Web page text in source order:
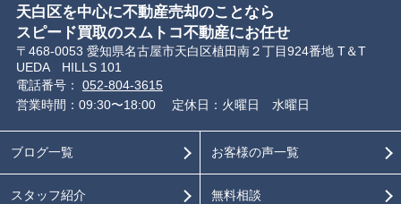
天白区を中心に不動産売却のことなら
スピード買取のスムトコ不動産にお任せ
〒468-0053 愛知県名古屋市天白区植田南２丁目924番地 T＆T
UEDA HILLS 101
電話番号： 052-804-3615
営業時間：09:30〜18:00
定休日：火曜日 水曜日
ブログ一覧
スタッフ紹介
お客様の声一覧
無料相談